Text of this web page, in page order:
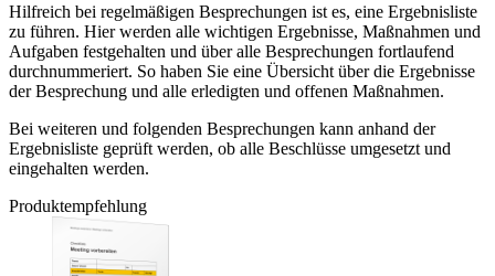
Hilfreich bei regelmäßigen Besprechungen ist es, eine Ergebnisliste
zu führen. Hier werden alle wichtigen Ergebnisse, Maßnahmen und
Aufgaben festgehalten und über alle Besprechungen fortlaufend
durchnummeriert. So haben Sie eine Übersicht über die Ergebnisse
der Besprechung und alle erledigten und offenen Maßnahmen.
Bei weiteren und folgenden Besprechungen kann anhand der
Ergebnisliste geprüft werden, ob alle Beschlüsse umgesetzt und
eingehalten werden.
Produktempfehlung